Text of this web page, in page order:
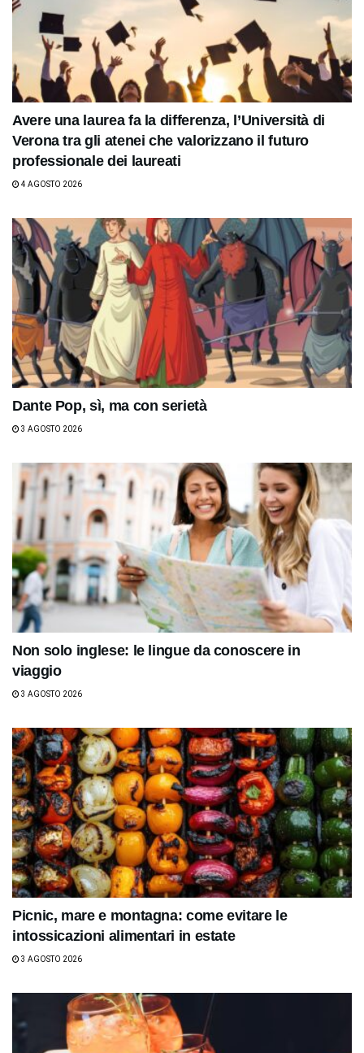
Avere una laurea fa la differenza, l’Università di
Verona tra gli atenei che valorizzano il futuro
professionale dei laureati
4 AGOSTO 2026
Dante Pop, sì, ma con serietà
3 AGOSTO 2026
Non solo inglese: le lingue da conoscere in
viaggio
3 AGOSTO 2026
Picnic, mare e montagna: come evitare le
intossicazioni alimentari in estate
3 AGOSTO 2026